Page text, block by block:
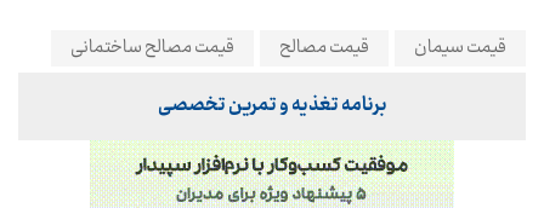
قیمت سیمان قیمت مصالح قیمت مصالح ساختمانی
برنامه تغذیه و تمرین تخصصی